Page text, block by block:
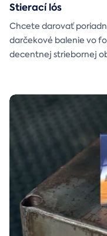
Stierací lós
Chcete darovať
darčekové balenie vo
decentnej striebornej
objaví až po chvíľke